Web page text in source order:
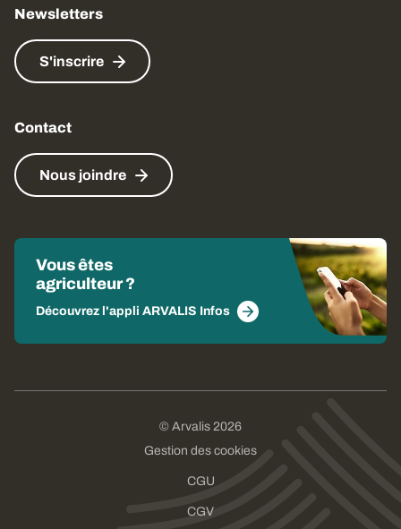
Newsletters
S'inscrire
Contact
Nous joindre
Vous êtes
agriculteur ?
Découvrez l'appli ARVALIS Infos
© Arvalis 2026
Gestion des cookies
CGU
CGV